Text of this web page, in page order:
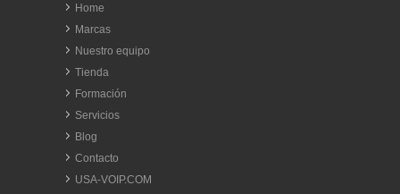
Home
Marcas
Nuestro equipo
Tienda
Formación
Servicios
Blog
Contacto
USA-VOIP.COM